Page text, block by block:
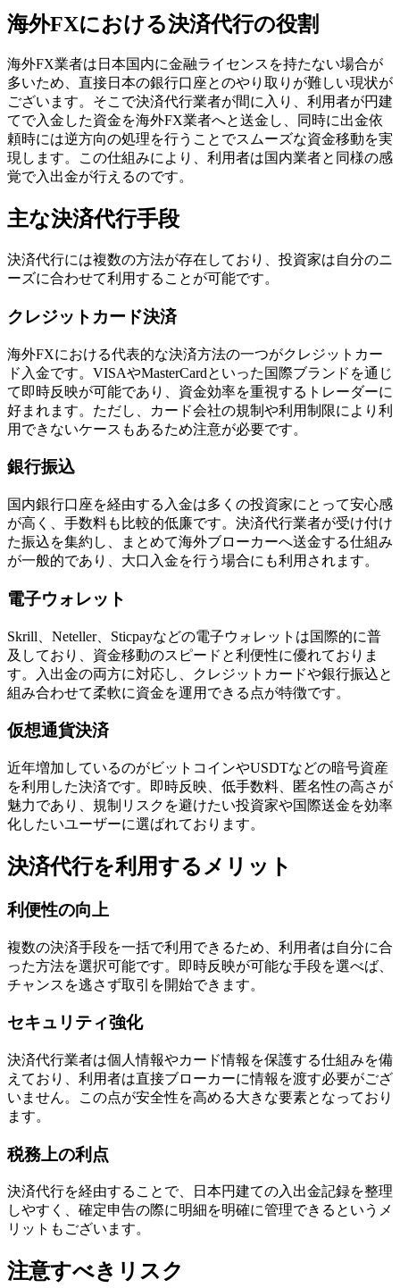
海外FXにおける決済代行の役割
海外FX業者は日本国内に金融ライセンスを持たない場合が
多いため、直接日本の銀行口座とのやり取りが難しい現状が
ございます。そこで決済代行業者が間に入り、利用者が円建
てで入金した資金を海外FX業者へと送金し、同時に出金依
頼時には逆方向の処理を行うことでスムーズな資金移動を実
現します。この仕組みにより、利用者は国内業者と同様の感
覚で入出金が行えるのです。
主な決済代行手段
決済代行には複数の方法が存在しており、投資家は自分のニ
ーズに合わせて利用することが可能です。
クレジットカード決済
海外FXにおける代表的な決済方法の一つがクレジットカー
ド入金です。VISAやMasterCardといった国際ブランドを通じ
て即時反映が可能であり、資金効率を重視するトレーダーに
好まれます。ただし、カード会社の規制や利用制限により利
用できないケースもあるため注意が必要です。
銀行振込
国内銀行口座を経由する入金は多くの投資家にとって安心感
が高く、手数料も比較的低廉です。決済代行業者が受け付け
た振込を集約し、まとめて海外ブローカーへ送金する仕組み
が一般的であり、大口入金を行う場合にも利用されます。
電子ウォレット
Skrill、Neteller、Sticpayなどの電子ウォレットは国際的に普
及しており、資金移動のスピードと利便性に優れておりま
す。入出金の両方に対応し、クレジットカードや銀行振込と
組み合わせて柔軟に資金を運用できる点が特徴です。
仮想通貨決済
近年増加しているのがビットコインやUSDTなどの暗号資産
を利用した決済です。即時反映、低手数料、匿名性の高さが
魅力であり、規制リスクを避けたい投資家や国際送金を効率
化したいユーザーに選ばれております。
決済代行を利用するメリット
利便性の向上
複数の決済手段を一括で利用できるため、利用者は自分に合
った方法を選択可能です。即時反映が可能な手段を選べば、
チャンスを逃さず取引を開始できます。
セキュリティ強化
決済代行業者は個人情報やカード情報を保護する仕組みを備
えており、利用者は直接ブローカーに情報を渡す必要がござ
いません。この点が安全性を高める大きな要素となっており
ます。
税務上の利点
決済代行を経由することで、日本円建ての入出金記録を整理
しやすく、確定申告の際に明細を明確に管理できるというメ
リットもございます。
注意すべきリスク